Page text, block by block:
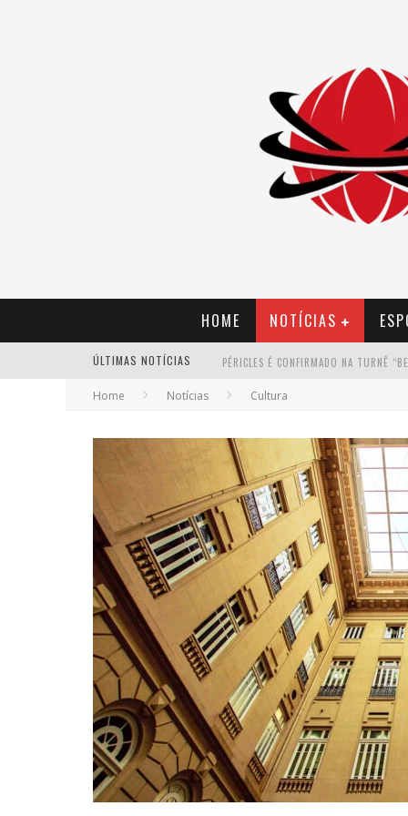
HOME NOTÍCIAS
ÚLTIMAS NOTÍCIAS
YAN TRAZ A TURNÊ NACIONAL DO
Home Notícias Cultura